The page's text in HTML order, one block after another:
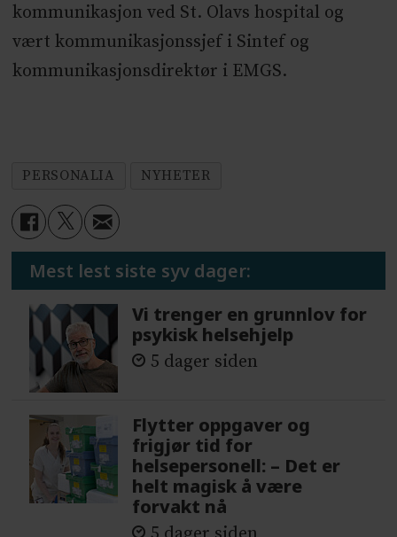
kommunikasjon ved St. Olavs hospital og
vært kommunikasjonssjef i Sintef og
kommunikasjonsdirektør i EMGS.
PERSONALIA NYHETER
Mest lest siste syv dager:
Vi trenger en grunnlov for
psykisk helsehjelp
5 dager siden
Flytter oppgaver og
frigjør tid for
helsepersonell: – Det er
helt magisk å være
forvakt nå